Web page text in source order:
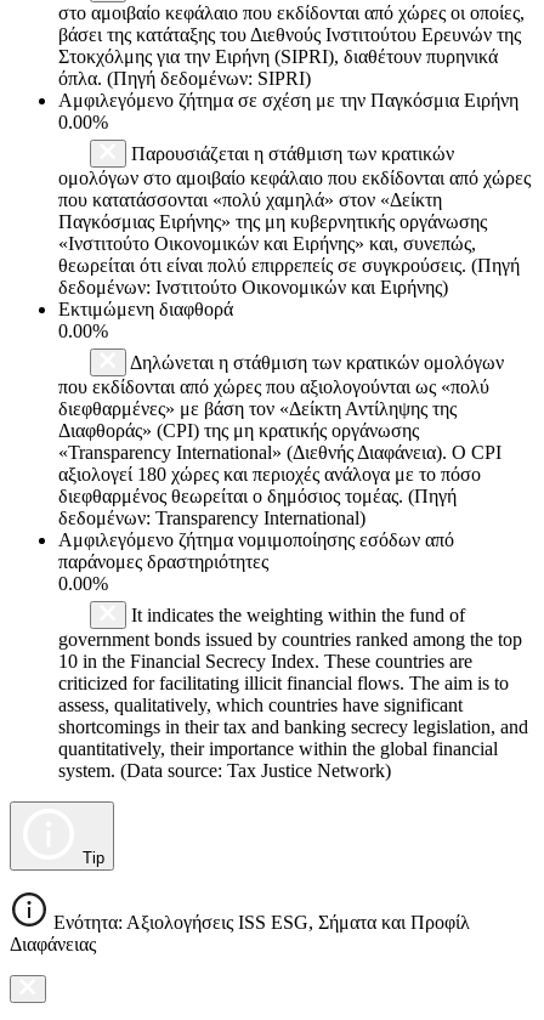
στο αμοιβαίο κεφάλαιο που εκδίδονται από χώρες οι οποίες,
βάσει της κατάταξης του Διεθνούς Ινστιτούτου Ερευνών της
Στοκχόλμης για την Ειρήνη (SIPRI), διαθέτουν πυρηνικά
όπλα. (Πηγή δεδομένων: SIPRI)
Αμφιλεγόμενο ζήτημα σε σχέση με την Παγκόσμια Ειρήνη
0.00%
Παρουσιάζεται η στάθμιση των κρατικών
ομολόγων στο αμοιβαίο κεφάλαιο που εκδίδονται από χώρες
που κατατάσσονται «πολύ χαμηλά» στον «Δείκτη
Παγκόσμιας Ειρήνης» της μη κυβερνητικής οργάνωσης
«Ινστιτούτο Οικονομικών και Ειρήνης» και, συνεπώς,
θεωρείται ότι είναι πολύ επιρρεπείς σε συγκρούσεις. (Πηγή
δεδομένων: Ινστιτούτο Οικονομικών και Ειρήνης)
Εκτιμώμενη διαφθορά
0.00%
Δηλώνεται η στάθμιση των κρατικών ομολόγων
που εκδίδονται από χώρες που αξιολογούνται ως «πολύ
διεφθαρμένες» με βάση τον «Δείκτη Αντίληψης της
Διαφθοράς» (CPI) της μη κρατικής οργάνωσης
«Transparency International» (Διεθνής Διαφάνεια). Ο CPI
αξιολογεί 180 χώρες και περιοχές ανάλογα με το πόσο
διεφθαρμένος θεωρείται ο δημόσιος τομέας. (Πηγή
δεδομένων: Transparency International)
Αμφιλεγόμενο ζήτημα νομιμοποίησης εσόδων από
παράνομες δραστηριότητες
0.00%
It indicates the weighting within the fund of
government bonds issued by countries ranked among the top
10 in the Financial Secrecy Index. These countries are
criticized for facilitating illicit financial flows. The aim is to
assess, qualitatively, which countries have significant
shortcomings in their tax and banking secrecy legislation, and
quantitatively, their importance within the global financial
system. (Data source: Tax Justice Network)
Tip
Ενότητα: Αξιολογήσεις ISS ESG, Σήματα και Προφίλ
Διαφάνειας